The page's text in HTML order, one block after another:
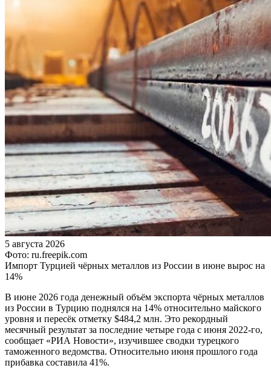
5 августа 2026
Фото: ru.freepik.com
Импорт Турцией чёрных металлов из России в июне вырос на
14%
В июне 2026 года денежный объём экспорта чёрных металлов
из России в Турцию поднялся на 14% относительно майского
уровня и пересёк отметку $484,2 млн. Это рекордный
месячный результат за последние четыре года с июня 2022-го,
сообщает «РИА Новости», изучившее сводки турецкого
таможенного ведомства. Относительно июня прошлого года
прибавка составила 41%.